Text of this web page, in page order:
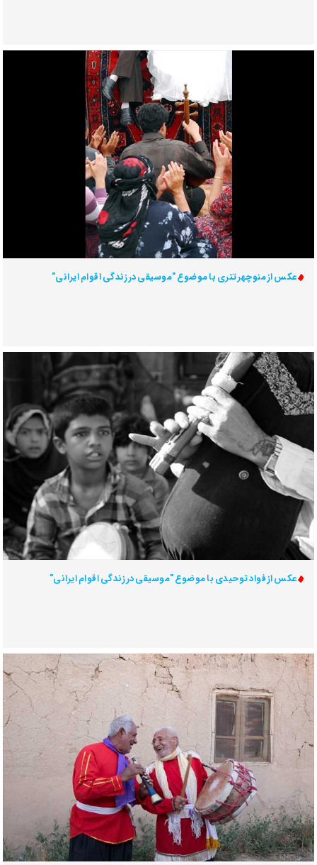
عکس از منوچهر تتری با موضوع "موسیقی در زندگی اقوام ایرانی"
عکس از فواد توحیدی با موضوع "موسیقی در زندگی اقوام ایرانی"